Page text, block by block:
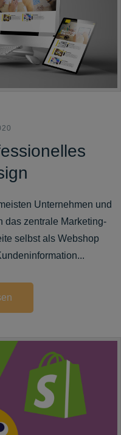
Unternehmen und
das zentrale Marketing-
selbst als Webshop